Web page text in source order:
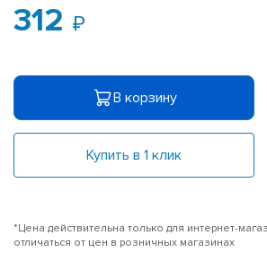
312
В корзину
Купить в 1 клик
*Цена действительна только для интернет-
отличаться от цен в розничных магазинах